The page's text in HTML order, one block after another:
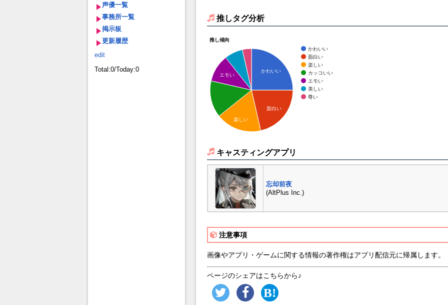
声優一覧
事務所一覧
掲示板
更新履歴
edit
Total:0/Today:0
推しタグ分析
推し傾向
かわいい
面白い
楽しい
カッコいい
エモい
美しい
尊い
かわいい
面白い
エモい
楽しい
キャスティングアプリ
忘却前夜
(AltPlus Inc.)
注意事項
画像やアプリ・ゲームに関する情報の著作権はアプリ配信元に帰属します。
ページのシェアはこちらから♪